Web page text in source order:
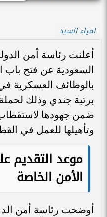
لمياء السيد
أعلنت رئاسة أمن
السعودية عن فتح باب
بالوظائف العسكرية
برتبة جندي وذلك لحملة
ضمن جهودها لاستقطاب
وتأهيلها للعمل في
موعد التقديم
الأمن الخاصة
أوضحت رئاسة أمن